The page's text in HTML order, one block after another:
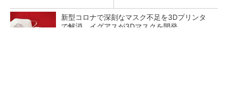
新型コロナで深刻なマスク不足を3Dプリンタ
で解消、イグアスが3Dマスクを開発